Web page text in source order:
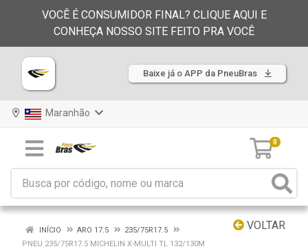
VOCÊ É CONSUMIDOR FINAL? CLIQUE AQUI E
CONHEÇA NOSSO SITE FEITO PRA VOCÊ
Baixe já o APP da PneuBras
Maranhão
0
VOLTAR
INÍCIO ARO 17.5
235/75R17.5
PNEU 235/75R17.5 MICHELIN X-MULTI TL 132/130M